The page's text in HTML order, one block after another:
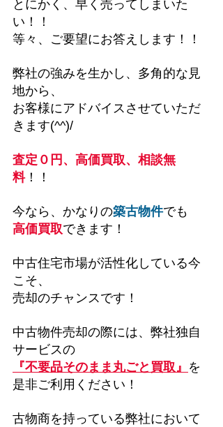
とにかく、早く売ってしまいた
い！！
等々、ご要望にお答えします！！
弊社の強みを生かし、多角的な見
地から、
お客様にアドバイスさせていただ
きます(^^)/
査定０円、高価買取、相談無
料！！
今なら、かなりの築古物件でも
高価買取できます！
中古住宅市場が活性化している今
こそ、
売却のチャンスです！
中古物件売却の際には、弊社独自
サービスの
『不要品そのまま丸ごと買取』 を
是非ご利用ください！
古物商を持っている弊社において